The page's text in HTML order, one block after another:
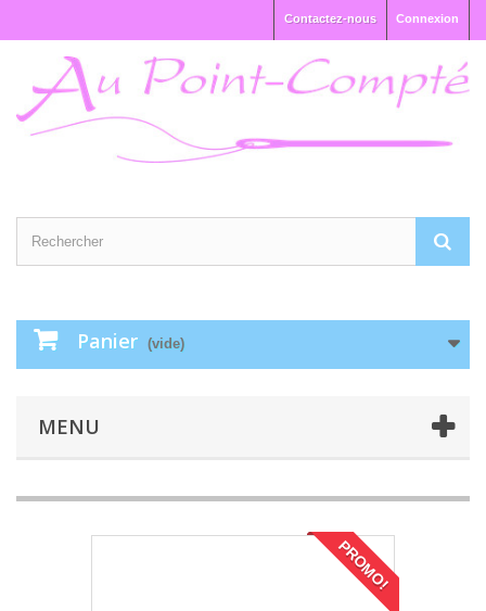
Connexion
Contactez-nous
Panier (vide)
MENU
PROMO!